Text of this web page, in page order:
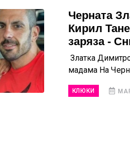
Черната
Кирил
заряза -
Златка
мадама На
КЛЮКИ